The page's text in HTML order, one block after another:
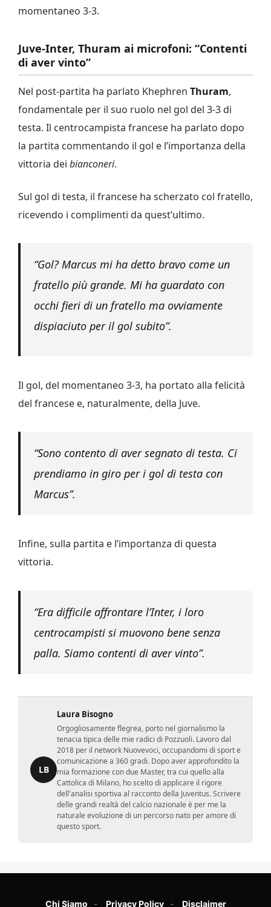
momentaneo 3-3.
Juve-Inter, Thuram ai microfoni: “Contenti
di aver vinto”
Nel post-partita ha parlato Khephren Thuram,
fondamentale per il suo ruolo nel gol del 3-3 di
testa. Il centrocampista francese ha parlato dopo
la partita commentando il gol e l’importanza della
vittoria dei bianconeri.
Sul gol di testa, il francese ha scherzato col fratello,
ricevendo i complimenti da quest’ultimo.
“Gol? Marcus mi ha detto bravo come un
fratello più grande. Mi ha guardato con
occhi fieri di un fratello ma ovviamente
dispiaciuto per il gol subito”.
Il gol, del momentaneo 3-3, ha portato alla felicità
del francese e, naturalmente, della Juve.
“Sono contento di aver segnato di testa. Ci
prendiamo in giro per i gol di testa con
Marcus”.
Infine, sulla partita e l’importanza di questa
vittoria.
“Era difficile affrontare l’Inter, i loro
centrocampisti si muovono bene senza
palla. Siamo contenti di aver vinto”.
LB
Laura Bisogno
Orgogliosamente flegrea, porto nel giornalismo la
tenacia tipica delle mie radici di Pozzuoli. Lavoro dal
2018 per il network Nuovevoci, occupandomi di sport e
comunicazione a 360 gradi. Dopo aver approfondito la
mia formazione con due Master, tra cui quello alla
Cattolica di Milano, ho scelto di applicare il rigore
dell'analisi sportiva al racconto della Juventus. Scrivere
delle grandi realtà del calcio nazionale è per me la
naturale evoluzione di un percorso nato per amore di
questo sport.
Chi Siamo Privacy Policy Disclaimer